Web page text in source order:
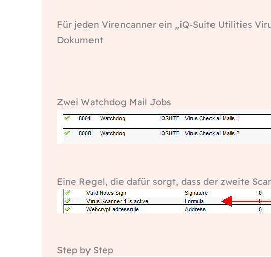
Für jeden Virencanner ein „iQ-Suite Utilities
Dokument
Zwei Watchdog Mail Jobs
Eine Regel, die dafür sorgt, dass der zweite
Step by Step